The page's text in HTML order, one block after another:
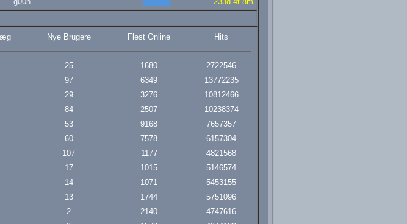
Nye Brugere Flest Online Hits
25 1680
2722546
97 6349
13772235
29 3276
10812466
84 2507
10238374
53 9168
7657357
60 7578
6157304
107 1177
4821568
17 1015
5146574
14 1071
5453155
13 1744
5751096
2 2140
4747616